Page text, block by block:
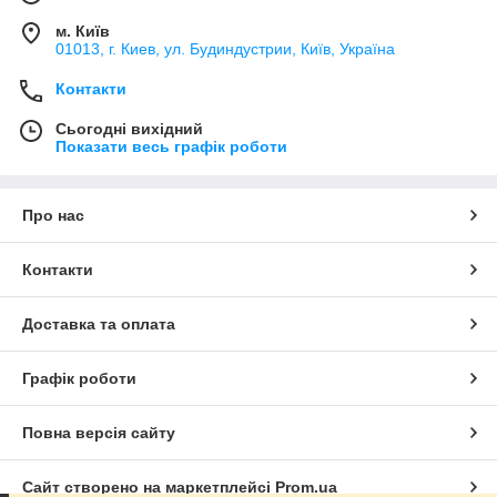
м. Київ
01013, г. Киев, ул. Будиндустрии, Київ, Україна
Контакти
Сьогодні вихідний
Показати весь графік роботи
Про нас
Контакти
Доставка та оплата
Графік роботи
Повна версія сайту
Сайт створено на маркетплейсі Prom.ua